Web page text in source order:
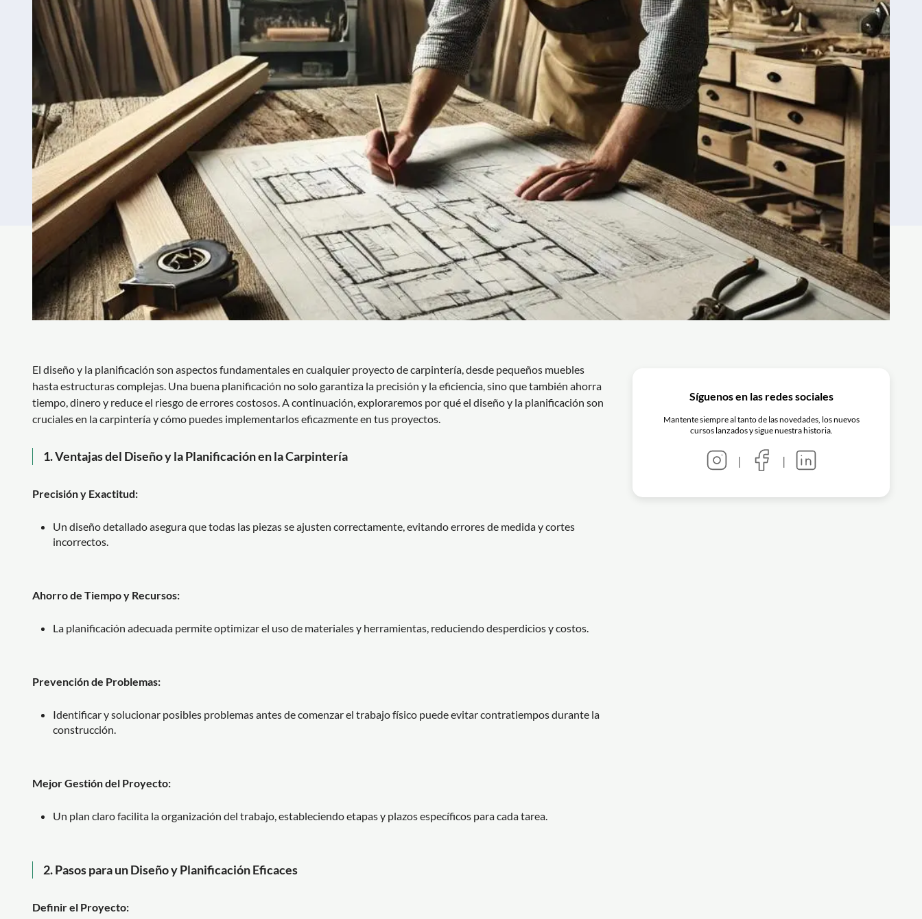
El diseño y la planificación son aspectos fundamentales en cualquier proyecto de carpintería, desde pequeños muebles
hasta estructuras complejas. Una buena planificación no solo garantiza la precisión y la eficiencia, sino que también ahorra
tiempo, dinero y reduce el riesgo de errores costosos. A continuación, exploraremos por qué el diseño y la planificación son
cruciales en la carpintería y cómo puedes implementarlos eficazmente en tus proyectos.
1.Ventajas del Diseño y la Planificación en la Carpintería
Precisión y Exactitud:
Un diseño detallado asegura que todas las piezas se ajusten correctamente, evitando errores de medida y cortes
incorrectos.
Ahorro de Tiempo y Recursos:
La planificación adecuada permite optimizar el uso de materiales y herramientas, reduciendo desperdicios y costos.
Prevención de Problemas:
Identificar y solucionar posibles problemas antes de comenzar el trabajo físico puede evitar contratiempos durante la
construcción.
Mejor Gestión del Proyecto:
Un plan claro facilita la organización del trabajo, estableciendo etapas y plazos específicos para cada tarea.
2.Pasos para un Diseño y Planificación Eficaces
Definir el Proyecto:
Síguenos en las redes sociales
Mantente siempre al tanto de las novedades, los nuevos
cursos lanzados y sigue nuestra historia.
| |